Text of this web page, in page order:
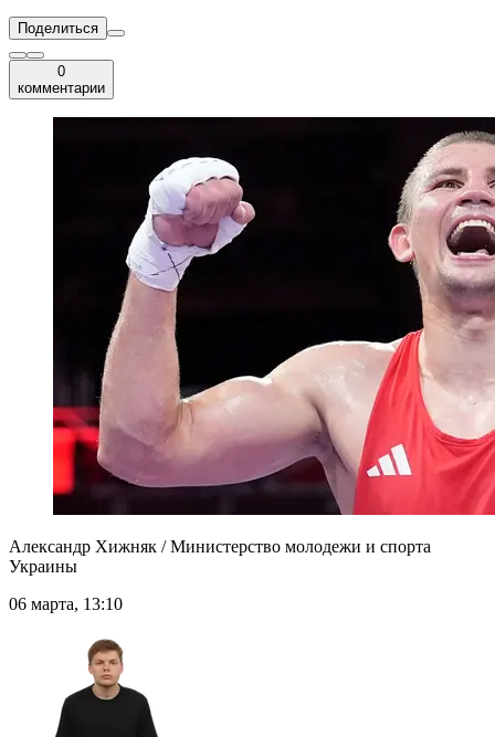
Поделиться
0
комментарии
Александр Хижняк / Министерство молодежи и спорта
Украины
06 марта, 13:10